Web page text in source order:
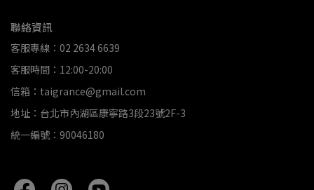
聯絡資訊
客服專線：02 2634 6639
客服時間：12:00-20:00
信箱：taigrance@gmail.com
地址：台北市內湖區康寧路3段23號2F-3
統一編號：90046180